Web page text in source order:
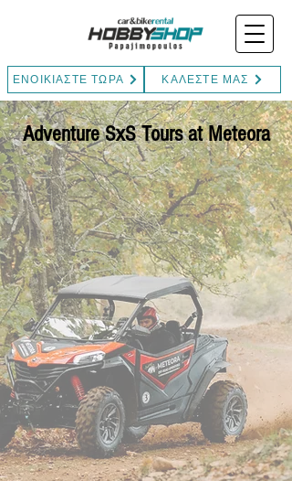
ΚΑΛΕΣΤΕ ΜΑΣ
ΕΝΟΙΚΙΑΣΤΕ ΤΩΡΑ
Adventure SxS Tours at Meteora